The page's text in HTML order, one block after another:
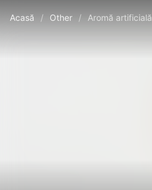
Acasă / Other / Aromă artificială